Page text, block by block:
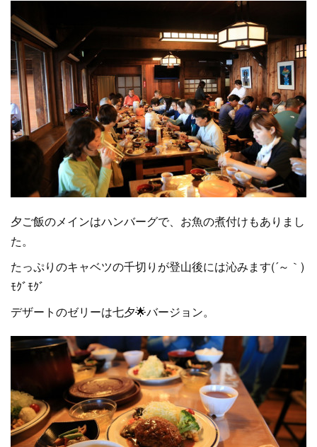
夕ご飯のメインはハンバーグで、お魚の煮付けもありまし
た。
たっぷりのキャベツの千切りが登山後には沁みます(´～｀)
ﾓｸﾞﾓｸﾞ
デザートのゼリーは七夕🌟バージョン。